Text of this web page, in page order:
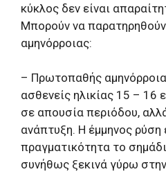
κύκλος δεν είναι
Μπορούν να
αμηνόρροιας:
– Πρωτοπαθής
ασθενείς ηλικίας 15 – 16
σε απουσία περιόδου,
ανάπτυξη. Η έμμηνος ρύση
πραγματικότητα το
συνήθως ξεκινά γύρω